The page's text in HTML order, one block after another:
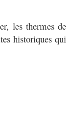
les thermes de
historiques qui